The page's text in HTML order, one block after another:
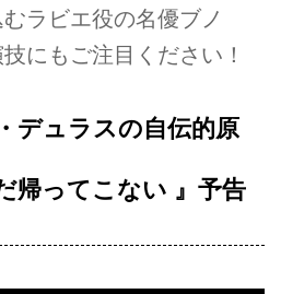
ラビエ役の名優ブノ
にもご注目ください！
デュラスの自伝的原
帰ってこない 』予告